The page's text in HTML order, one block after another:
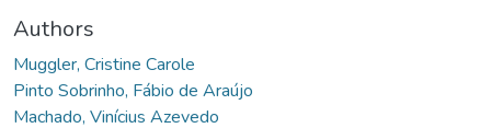
Authors
Muggler, Cristine Carole
Pinto Sobrinho, Fábio de Araújo
Machado, Vinícius Azevedo